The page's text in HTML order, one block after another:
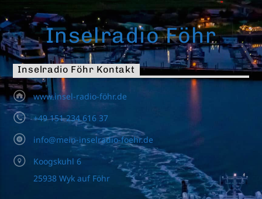
Inselradio Föhr
Inselradio Föhr Kontakt
www.insel-radio-föhr.de
+49 151 234 616 37
info@mein-inselradio-foehr.de
Koogskuhl 6
25938 Wyk auf Föhr